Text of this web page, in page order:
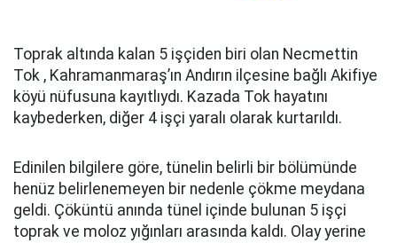
Toprak altında kalan 5 işçiden biri olan Necmettin
Tok , Kahramanmaraş’ın Andırın ilçesine bağlı Akifiye
köyü nüfusuna kayıtlıydı. Kazada Tok hayatını
kaybederken, diğer 4 işçi yaralı olarak kurtarıldı.
Edinilen bilgilere göre, tünelin belirli bir bölümünde
henüz belirlenemeyen bir nedenle çökme meydana
geldi. Çöküntü anında tünel içinde bulunan 5 işçi
toprak ve moloz yığınları arasında kaldı. Olay yerine